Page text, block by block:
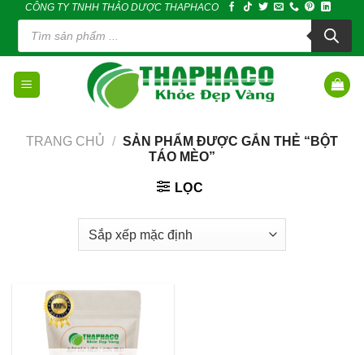
content
CÔNG TY TNHH THẢO DƯỢC THAPHACO
Tìm
kiếm
phẩm
TRANG CHỦ / SẢN PHẨM ĐƯỢC GẮN THẺ “BỘT
TÁO MÈO”
LỌC